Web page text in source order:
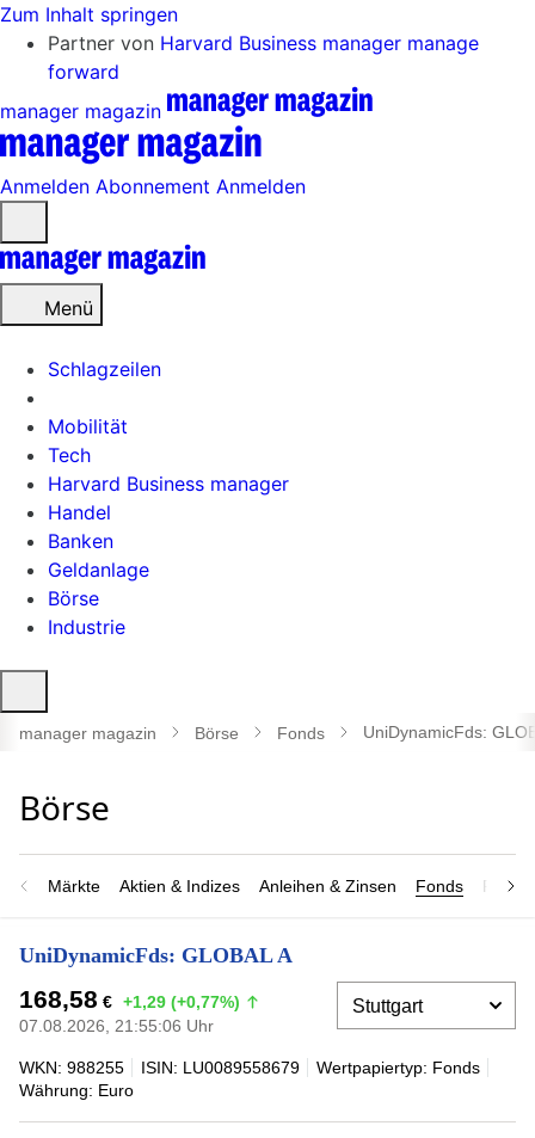
Zum Inhalt springen
Partner von Harvard Business manager manage
forward
manager magazin
Anmelden Abonnement Anmelden
öffnen
Menü
Schlagzeilen
Mobilität
Tech
Harvard Business manager
Handel
Banken
Geldanlage
Börse
Industrie
öffnen
manager magazin Börse Fonds UniDynamicFds:
Märkte Aktien & Indizes Anleihen & Zinsen Fonds
UniDynamicFds: GLOBAL A
168,58 € +1,29 (+0,77%)
07.08.2026, 21:55:06 Uhr
WKN: 988255 ISIN: LU0089558679
Wertpapiertyp: Fonds
Währung: Euro